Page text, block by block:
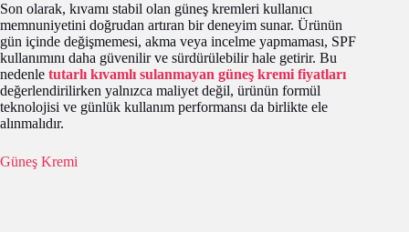
Son olarak, kıvamı stabil olan güneş kremleri kullanıcı
memnuniyetini doğrudan artıran bir deneyim sunar. Ürünün
gün içinde değişmemesi, akma veya incelme yapmaması, SPF
kullanımını daha güvenilir ve sürdürülebilir hale getirir. Bu
nedenle tutarlı kıvamlı sulanmayan güneş kremi fiyatları
değerlendirilirken yalnızca maliyet değil, ürünün formül
teknolojisi ve günlük kullanım performansı da birlikte ele
alınmalıdır.
Güneş Kremi